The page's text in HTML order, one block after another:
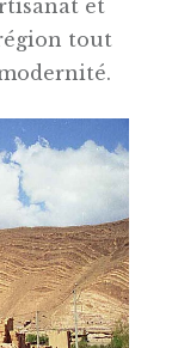
et
tout